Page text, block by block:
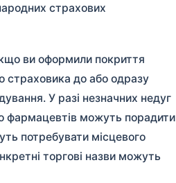
страхових
ви оформили покриття
страховика до або одразу
У разі незначних недуг
фармацевтів можуть порадити
потребувати місцевого
торгові назви можуть